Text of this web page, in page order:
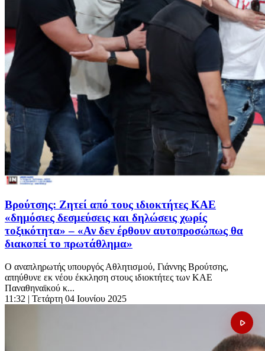
Βρούτσης: Ζητεί από τους ιδιοκτήτες ΚΑΕ
«δημόσιες δεσμεύσεις και δηλώσεις χωρίς
τοξικότητα» – «Αν δεν έρθουν αυτοπροσώπως θα
διακοπεί το πρωτάθλημα»
Ο αναπληρωτής υπουργός Αθλητισμού, Γιάννης Βρούτσης,
απηύθυνε εκ νέου έκκληση στους ιδιοκτήτες των ΚΑΕ
Παναθηναϊκού κ...
11:32 | Τετάρτη 04 Ιουνίου 2025